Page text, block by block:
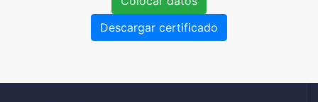
Descargar certificado